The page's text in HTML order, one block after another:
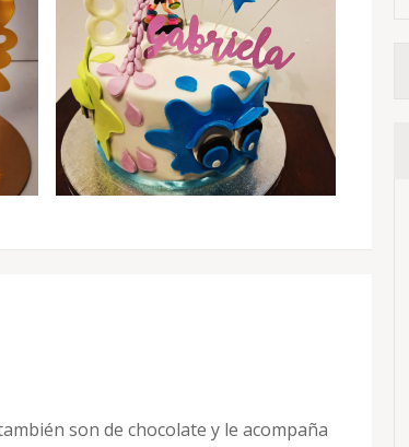
son de chocolate y le acompaña